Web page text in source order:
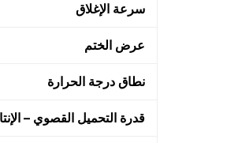
سرعة الإغلاق
عرض الختم
نطاق درجة الحرارة
قدرة التحميل القصوي –